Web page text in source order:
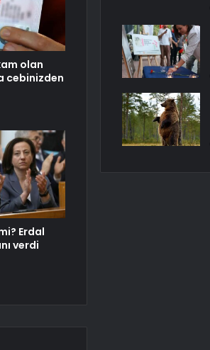
olan
cebinizden
Erdal
verdi